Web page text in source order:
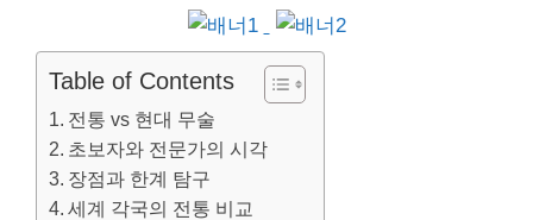
Table of Contents
전통 vs 현대 무술
초보자와 전문가의 시각
장점과 한계 탐구
세계 각국의 전통 비교